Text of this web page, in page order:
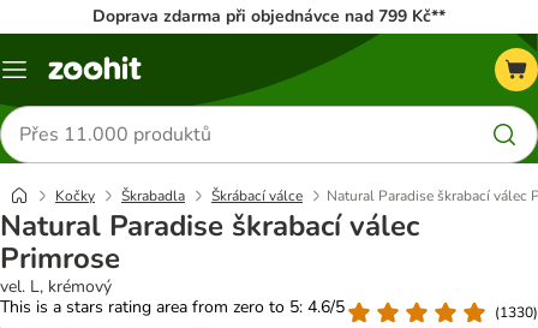
Doprava zdarma při objednávce nad 799 Kč**
Menu
Hledat
produkty
Kočky Škrabadla Škrábací válce Natural Paradise škrabací válec
Natural Paradise škrabací válec
Primrose
vel. L, krémový
This is a stars rating area from zero to 5: 4.6/5
(1330)